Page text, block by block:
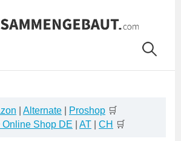
Alternate Proshop 🛒
Online Shop DE AT CH 🛒